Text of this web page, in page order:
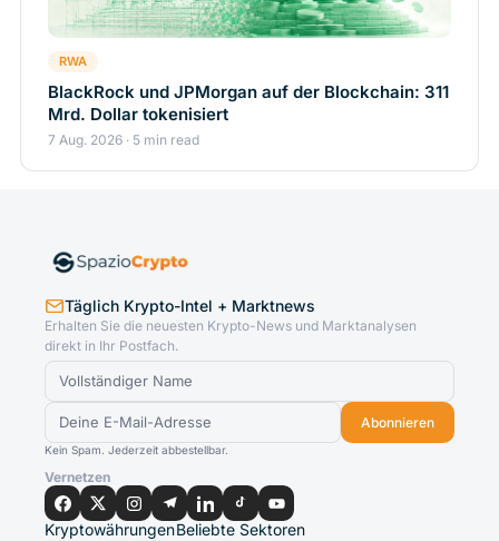
RWA
BlackRock und JPMorgan auf der Blockchain: 311
Mrd. Dollar tokenisiert
7 Aug. 2026 · 5 min read
Täglich Krypto-Intel + Marktnews
Erhalten Sie die neuesten Krypto-News und Marktanalysen
direkt in Ihr Postfach.
Abonnieren
Kein Spam. Jederzeit abbestellbar.
Vernetzen
KryptowährungenBeliebte Sektoren